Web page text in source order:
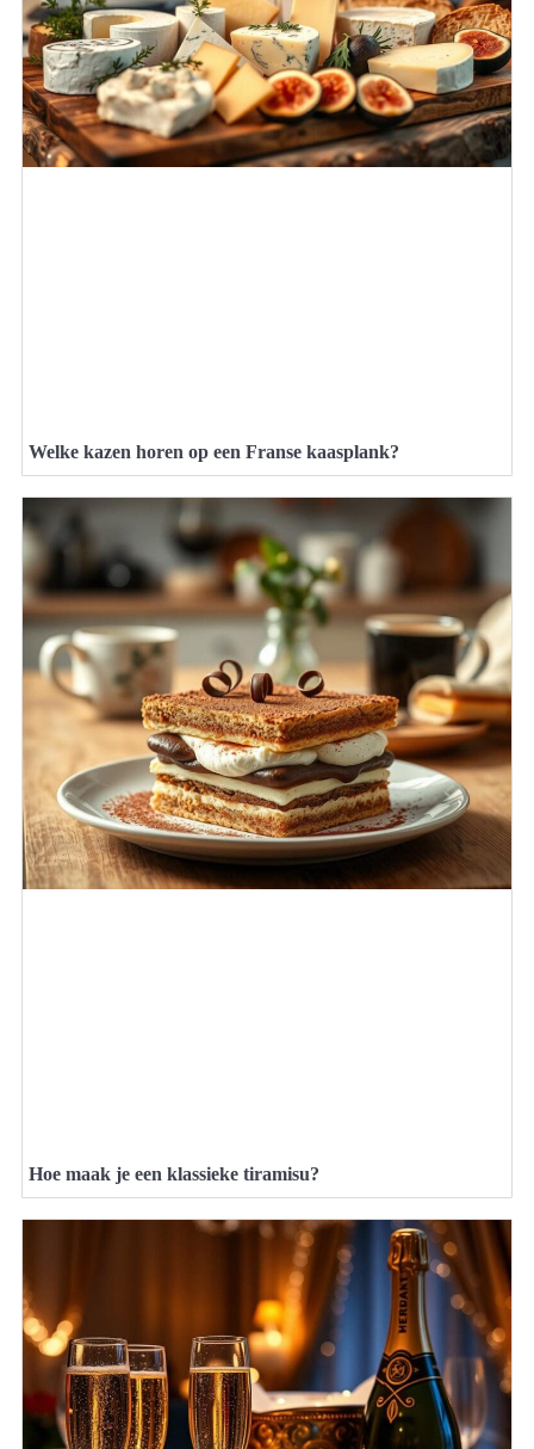
Welke kazen horen op een Franse kaasplank?
Hoe maak je een klassieke tiramisu?